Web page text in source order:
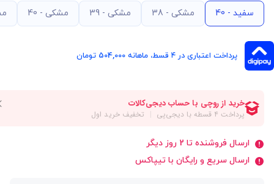
سفید - 40 مشکی - 38 مشکی - 39 مشکی - 40
پرداخت اعتباری در ۴ قسط، ماهانه 504,000 تومان
ارسال فروشنده تا 2 روز دیگر
ارسال سریع و رایگان با تیپاکس